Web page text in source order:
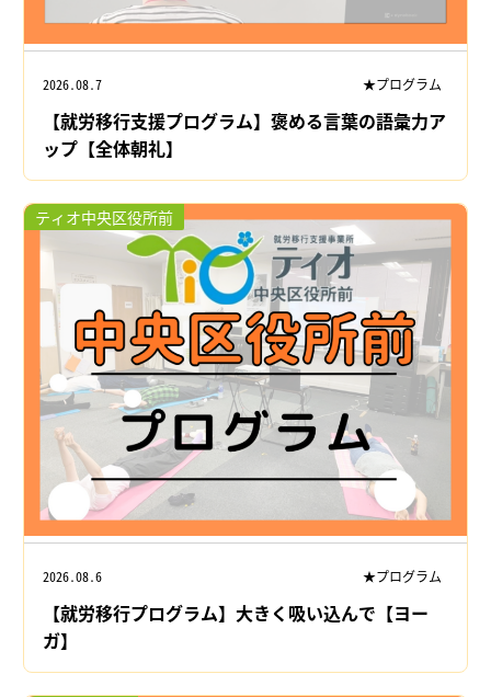
2026.08.7 ★プログラム
【就労移行支援プログラム】褒める言葉の語彙力ア
ップ【全体朝礼】
ティオ中央区役所前
2026.08.6 ★プログラム
【就労移行プログラム】大きく吸い込んで【ヨー
ガ】